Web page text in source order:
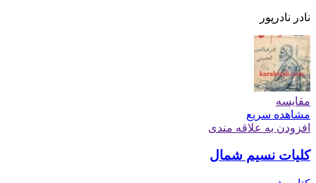
نادر نادرپور
مقایسه
مشاهده سریع
افزودن به علاقه مندی
کلیات نسیم شمال